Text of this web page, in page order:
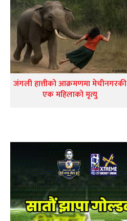
जंगली हात्तीको आक्रमणमा मेचीनगरकी
एक महिलाको मृत्यु